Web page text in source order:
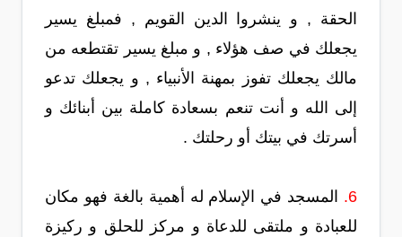
الحقة , و ينشروا الدين القويم , فمبلغ يسير
يجعلك في صف هؤلاء , و مبلغ يسير تقتطعه من
مالك يجعلك تفوز بمهنة الأنبياء , و يجعلك تدعو
إلى الله و أنت تنعم بسعادة كاملة بين أبنائك و
أسرتك في بيتك أو رحلتك .
6.
المسجد في الإسلام له أهمية بالغة فهو مكان
للعبادة و ملتقى للدعاة و مركز للحلق و ركيزة